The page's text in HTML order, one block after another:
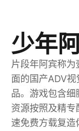
少年
片段年阿宾称
面的国产ADV
品。游戏包含
资源按照及精
速免费方载复